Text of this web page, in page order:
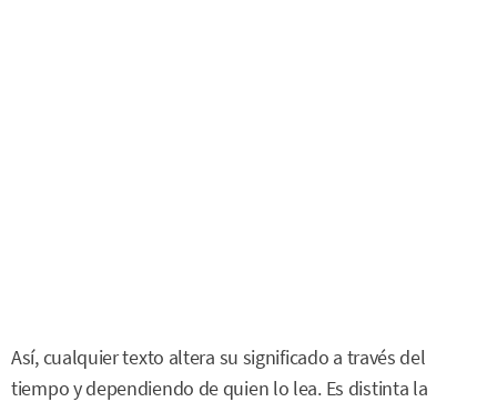
Así, cualquier texto altera su significado a través del
tiempo y dependiendo de quien lo lea. Es distinta la